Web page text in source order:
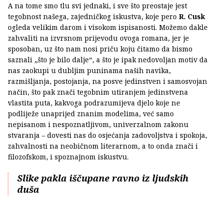
A na tome smo tlu svi jednaki, i sve što preostaje jest
tegobnost našega, zajedničkog iskustva, koje pero R. Cusk
ogleda velikim darom i visokom ispisanosti. Možemo dakle
zahvaliti na izvrsnom prijevodu ovoga romana, jer je
sposoban, uz što nam nosi priču koju čitamo da bismo
saznali „što je bilo dalje“, a što je ipak nedovoljan motiv da
nas zaokupi u dubljim puninama naših navika,
razmišljanja, postojanja, na posve jedinstven i samosvojan
način, što pak znači tegobnim utiranjem jedinstvena
vlastita puta, kakvoga podrazumijeva djelo koje ne
podliježe unaprijed znanim modelima, već samo
nepisanom i nespoznatljivom, univerzalnom zakonu
stvaranja – dovesti nas do osjećanja zadovoljstva i spokoja,
zahvalnosti na neobičnom literarnom, a to onda znači i
filozofskom, i spoznajnom iskustvu.
Slike pakla iščupane ravno iz ljudskih
duša